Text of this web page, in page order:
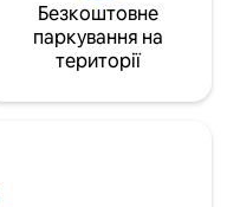
Безкоштовне
паркування на
території